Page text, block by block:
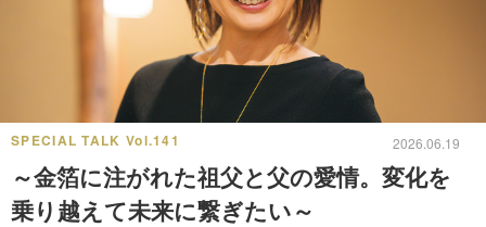
SPECIAL TALK Vol.141 2026.06.19
～金箔に注がれた祖父と父の愛情。変化を
乗り越えて未来に繋ぎたい～